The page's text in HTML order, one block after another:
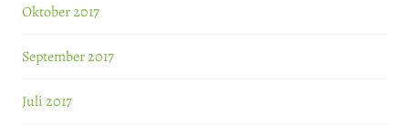
Oktober 2017
September 2017
Juli 2017